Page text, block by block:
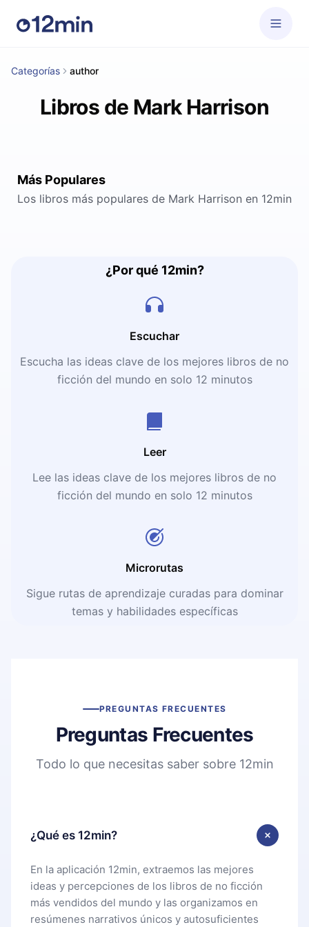
Categorías author
Libros de Mark Harrison
Más Populares
Los libros más populares de Mark Harrison en 12min
¿Por qué 12min?
Escuchar
Escucha las ideas clave de los mejores libros de no
ficción del mundo en solo 12 minutos
Leer
Lee las ideas clave de los mejores libros de no
ficción del mundo en solo 12 minutos
Microrutas
Sigue rutas de aprendizaje curadas para dominar
temas y habilidades específicas
PREGUNTAS FRECUENTES
Preguntas Frecuentes
Todo lo que necesitas saber sobre 12min
¿Qué es 12min?
En la aplicación 12min, extraemos las mejores
ideas y percepciones de los libros de no ficción
más vendidos del mundo y las organizamos en
resúmenes narrativos únicos y autosuficientes